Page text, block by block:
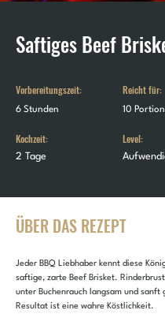
Saftiges Beef
Vorbereitungszeit:
6 Stunden
Kochzeit:
2 Tage
Reicht für:
10
Level:
ÜBER DAS REZEPT
Jeder BBQ Liebhaber kennt diese
saftige, zarte Beef Brisket.
unter Buchenrauch langsam und sanft
Resultat ist eine wahre Köstlichkeit.